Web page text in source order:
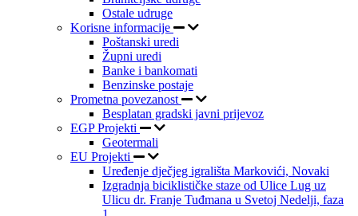
Ostale udruge
Korisne informacije
Poštanski uredi
Župni uredi
Banke i bankomati
Benzinske postaje
Prometna povezanost
Besplatan gradski javni prijevoz
EGP Projekti
Geotermali
EU Projekti
Uređenje dječjeg igrališta Markovići, Novaki
Izgradnja biciklističke staze od Ulice Lug uz
Ulicu dr. Franje Tuđmana u Svetoj Nedelji, faza